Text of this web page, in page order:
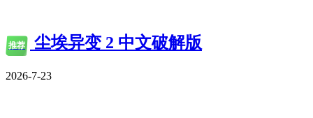
推荐 尘埃异变 2 中文破解版
2026-7-23